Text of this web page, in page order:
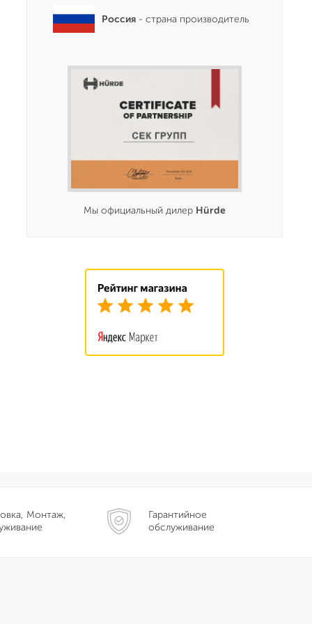
Россия - страна производитель
Мы официальный дилер Hürde
Монтаж,
Гарантийное
обслуживание